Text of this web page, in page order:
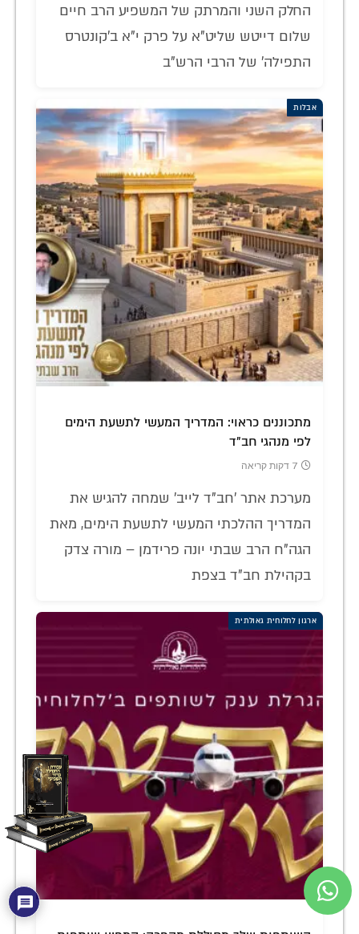
החלק השני והמרתק של המשפיע הרב חיים
שלום דייטש שליט"א על פרק י"א ב'קונטרס
התפילה' של הרבי הרש"ב
אבלות
מתכוננים כראוי: המדריך המעשי לתשעת הימים
לפי מנהגי חב"ד
7 דקות קריאה
מערכת אתר 'חב"ד לייב' שמחה להגיש את
המדריך ההלכתי המעשי לתשעת הימים, מאת
הגה"ח הרב שבתי יונה פרידמן – מורה צדק
בקהילת חב"ד בצפת
ארגון לחלוחית גאולתית